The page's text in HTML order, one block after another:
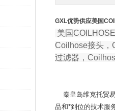
GXL优势供应美国
美国
Coilhose接头
过滤器，
秦皇岛维克托贸易
品和*到位的技术服